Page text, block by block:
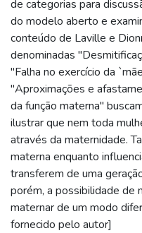
de categorias para
do modelo aberto e
conteúdo de Laville e
denominadas
"Falha no exercício da
"Aproximações e
da função materna"
ilustrar que nem toda
através da maternidade.
materna enquanto
transferem de uma
porém, a possibilidade de
maternar de um modo
fornecido pelo autor]